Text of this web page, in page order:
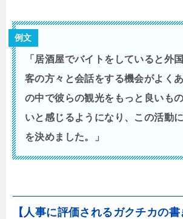
例文
「居酒屋でバイトをしていると外
客の方々と会話をする機会がよく
の中で彼らの観光をもっと良いも
いと感じるようになり、この活動
を決めました。」
【人事に評価されるガクチカの